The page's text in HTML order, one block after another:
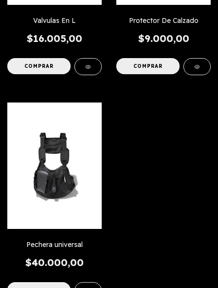
Valvulas En L
$16.005,00
COMPRAR
Protector De Calzado
$9.000,00
Pechera universal
$40.000,00